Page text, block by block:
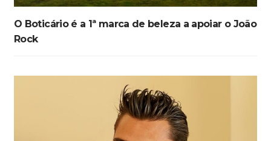
O Boticário é a 1ª marca de beleza a apoiar o João
Rock